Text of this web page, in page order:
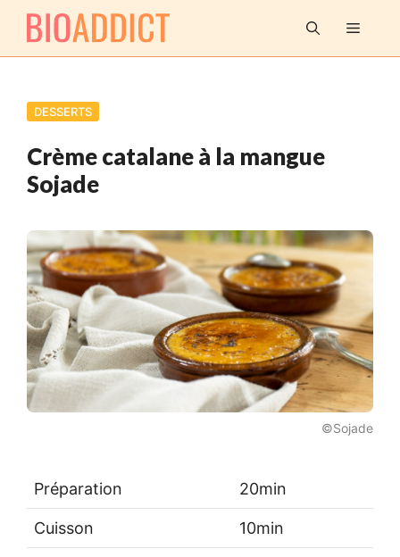
Aller
contenu
MENU
DESSERTS
Crème catalane à la mangue
Sojade
©Sojade
Préparation 20min
Cuisson 10min